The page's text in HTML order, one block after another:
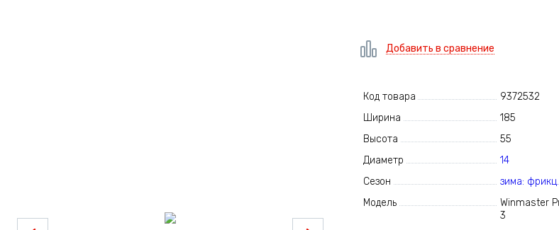
Добавить в сравнение
Код товара
9372532
Ширина
185
Высота
55
Диаметр
14
Сезон
зима: фрикц.
Модель
Winmaster
3